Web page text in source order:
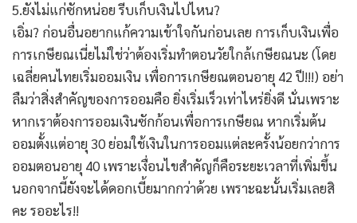
5.ยังไม่แก่ซักหน่อย รีบเก็บเงินไปไหน?
เอิ่ม? ก่อนอื่นอยากแก้ความเข้าใจกันก่อนเลย การเก็บเงินเพื่อ
การเกษียณเนี่ยไม่ใช่ว่าต้องเริ่มทำตอนวัยใกล้เกษียณนะ (โดย
เฉลี่ยคนไทยเริ่มออมเงิน เพื่อการเกษียณตอนอายุ 42 ปี!!!) อย่า
ลืมว่าสิ่งสำคัญของการออมคือ ยิ่งเริ่มเร็วเท่าไหร่ยิ่งดี นั่นเพราะ
หากเราต้องการออมเงินซักก้อนเพื่อการเกษียณ หากเริ่มต้น
ออมตั้งแต่อายุ 30 ย่อมใช้เงินในการออมแต่ละครั้งน้อยกว่าการ
ออมตอนอายุ 40 เพราะเงื่อนไขสำคัญก็คือระยะเวลาที่เพิ่มขึ้น
นอกจากนี้ยังจะได้ดอกเบี้ยมากกว่าด้วย เพราะฉะนั้นเริ่มเลยสิ
คะ รออะไร!!